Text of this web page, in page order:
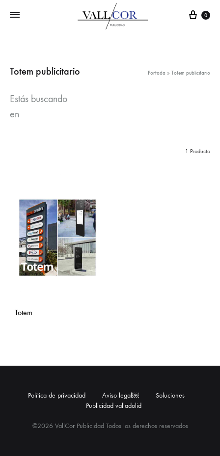
Carro
0
Totem publicitario Portada » Totem publicitario
Estás buscando
en
1 Producto
Totem
©2026 VallCor Publicidad Todos los derechos reservados
Política de privacidad Aviso legal￼
Soluciones
Publicidad valladolid